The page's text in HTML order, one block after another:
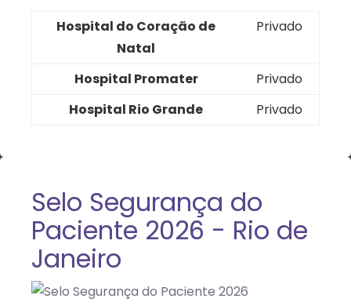
Hospital do Coração de
Natal
Privado
Hospital Promater
Privado
Hospital Rio Grande
Privado
Selo Segurança do
Paciente 2026 - Rio de
Janeiro